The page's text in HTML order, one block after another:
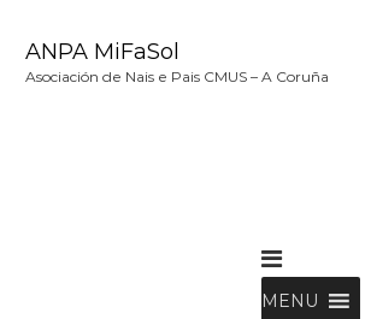
ANPA MiFaSol
Asociación de Nais e Pais CMUS – A Coruña
MENU